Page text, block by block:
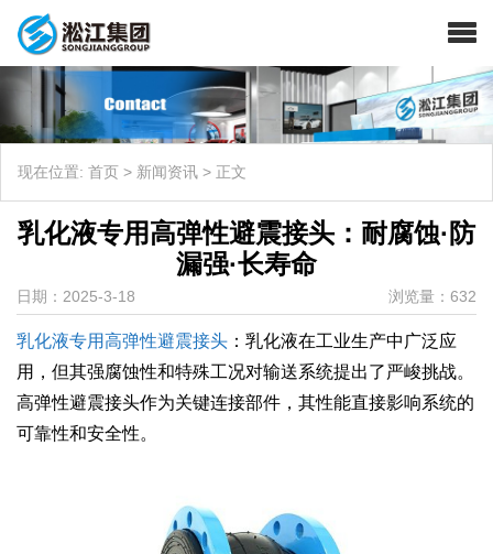
现在位置: 首页 > 新闻资讯 > 正文
乳化液专用高弹性避震接头：耐腐蚀·防
漏强·长寿命
日期：2025-3-18 浏览量：632
乳化液专用高弹性避震接头 ：乳化液在工业生产中广泛应
用，但其强腐蚀性和特殊工况对输送系统提出了严峻挑战。
高弹性避震接头作为关键连接部件，其性能直接影响系统的
可靠性和安全性。